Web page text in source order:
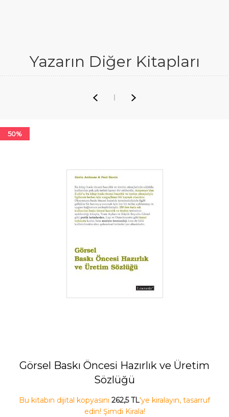
Yazarın Diğer Kitapları
50%
Görsel Baskı Öncesi Hazırlık ve Üretim
Sözlüğü
Bu kitabın dijital kopyasını 262,5 TL'ye kiralayın, tasarruf
edin! Şimdi Kirala!